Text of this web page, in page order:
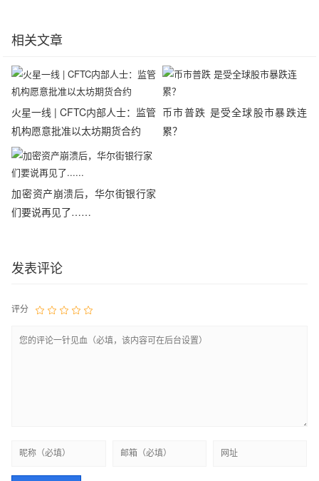
相关文章
火星一线 | CFTC内部人士：监管
机构愿意批准以太坊期货合约
币市普跌 是受全球股市暴跌连
累？
加密资产崩溃后，华尔街银行家
们要说再见了……
发表评论
评分